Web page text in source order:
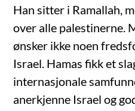
Han sitter i Ramallah,
over alle palestinerne.
ønsker ikke noen
Israel. Hamas fikk et
internasjonale
anerkjenne Israel og